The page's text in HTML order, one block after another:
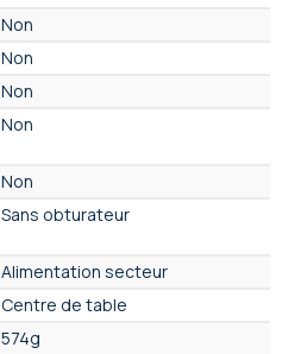
Non
Non
Non
Non
Non
Sans obturateur
Alimentation secteur
Centre de table
574g